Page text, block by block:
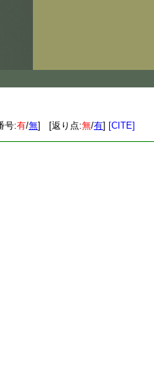
号:有/無] [返り点:無/有] [CITE]